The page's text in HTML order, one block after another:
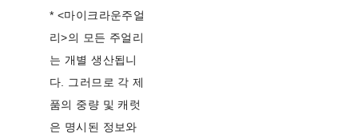
* <마이크라운주얼
리>의 모든 주얼리
는 개별 생산됩니
다. 그러므로 각 제
품의 중량 및 캐럿
은 명시된 정보와